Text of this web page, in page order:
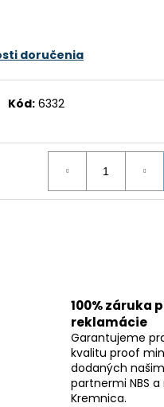
doručenia
Kód: 6332
100% záruka
reklamácie
Garantujeme
kvalitu proof
dodaných
partnermi NBS
Kremnica.